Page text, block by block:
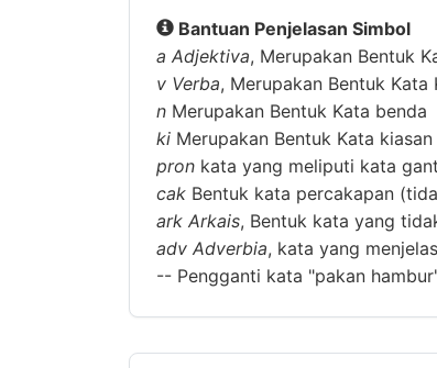
Bantuan Penjelasan Simbol
a Adjektiva, Merupakan Bentuk
v Verba, Merupakan Bentuk Kata
n Merupakan Bentuk Kata benda
ki Merupakan Bentuk Kata kiasan
pron kata yang meliputi kata
cak Bentuk kata percakapan
ark Arkais, Bentuk kata yang
adv Adverbia, kata yang
-- Pengganti kata "pakan